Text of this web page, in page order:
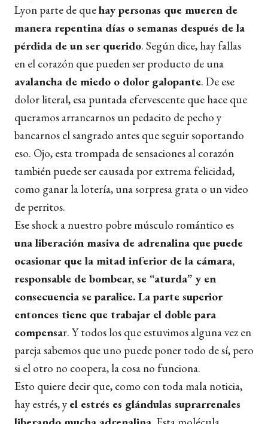
Lyon parte de quehay personas que mueren de
manera repentina días o semanas después de la
pérdida de un ser querido. Según dice, hay fallas
en el corazón que pueden ser producto de una
avalancha de miedo o dolor galopante. De ese
dolor literal, esa puntada efervescente que hace que
queramos arrancarnos un pedacito de pecho y
bancarnos el sangrado antes que seguir soportando
eso. Ojo, esta trompada de sensaciones al corazón
también puede ser causada por extrema felicidad,
como ganar la lotería, una sorpresa grata o un video
de perritos.
Ese shock a nuestro pobre músculo romántico es
una liberación masiva de adrenalina que puede
ocasionar que la mitad inferior de la cámara,
responsable de bombear, se “aturda” y en
consecuencia se paralice. La parte superior
entonces tiene que trabajar el doble para
compensar. Y todos los que estuvimos alguna vez en
pareja sabemos que uno puede poner todo de sí, pero
si el otro no coopera, la cosa no funciona.
Esto quiere decir que, como con toda mala noticia,
hay estrés, y el estrés es glándulas suprarrenales